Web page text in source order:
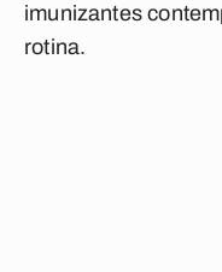
imunizantes
rotina.